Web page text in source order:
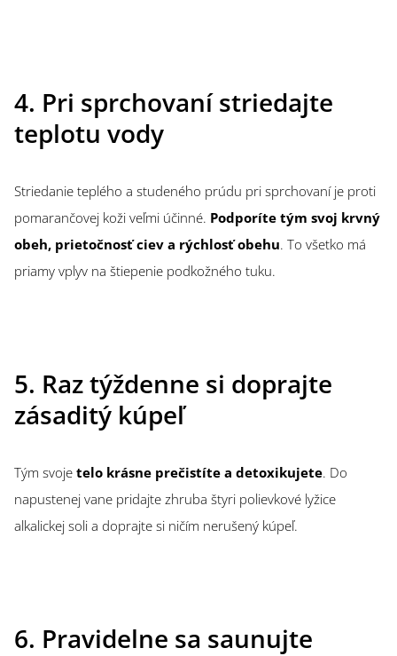
4. Pri sprchovaní striedajte
teplotu vody
Striedanie teplého a studeného prúdu pri sprchovaní je proti
pomarančovej koži veľmi účinné. Podporíte tým svoj krvný
obeh, prietočnosť ciev a rýchlosť obehu. To všetko má
priamy vplyv na štiepenie podkožného tuku.
5. Raz týždenne si doprajte
zásaditý kúpeľ
Tým svoje telo krásne prečistíte a detoxikujete. Do
napustenej vane pridajte zhruba štyri polievkové lyžice
alkalickej soli a doprajte si ničím nerušený kúpeľ.
6. Pravidelne sa saunujte